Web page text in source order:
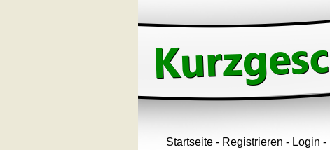
Startseite - Registrieren - Login -